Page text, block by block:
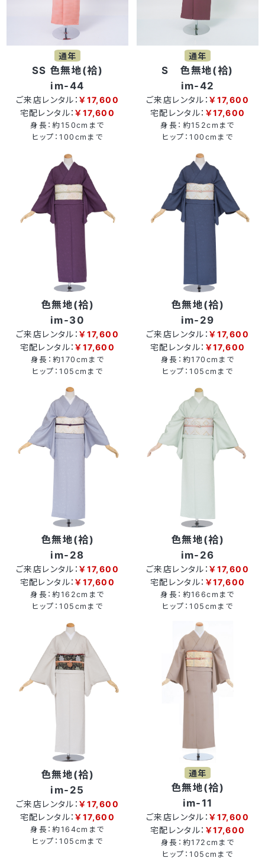
通年
SS 色無地(袷)
im-44
ご来店レンタル：￥17,600
宅配レンタル：￥17,600
身長：約150cmまで
ヒップ：100cmまで
通年
S 色無地(袷)
im-42
ご来店レンタル：￥17,600
宅配レンタル： ￥17,600
身長：約152cmまで
ヒップ：100cmまで
色無地(袷)
im-30
ご来店レンタル：￥17,600
宅配レンタル：￥17,600
身長：約170cmまで
ヒップ：105cmまで
色無地(袷)
im-29
ご来店レンタル：￥17,600
宅配レンタル： ￥17,600
身長：約170cmまで
ヒップ：105cmまで
色無地(袷)
im-28
ご来店レンタル：￥17,600
宅配レンタル：￥17,600
身長：約162cmまで
ヒップ：105cmまで
色無地(袷)
im-26
ご来店レンタル：￥17,600
宅配レンタル： ￥17,600
身長：約166cmまで
ヒップ：105cmまで
色無地(袷)
im-25
ご来店レンタル：￥17,600
宅配レンタル：￥17,600
身長：約164cmまで
ヒップ：105cmまで
通年
色無地(袷)
im-11
ご来店レンタル：￥17,600
宅配レンタル： ￥17,600
身長：約172cmまで
ヒップ：105cmまで